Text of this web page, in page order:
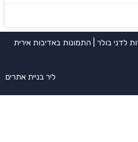
לדני בולר | התמונות באדיבות אירית
ליר בניית אתרים